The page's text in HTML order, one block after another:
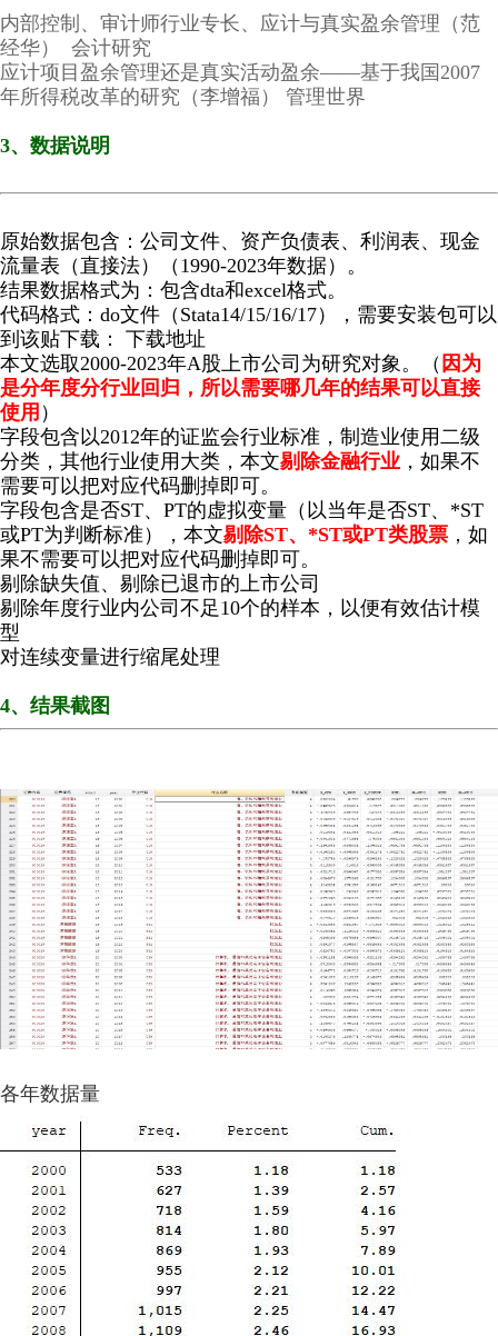
内部控制、审计师行业专长、应计与真实盈余管理（范
经华） 会计研究
应计项目盈余管理还是真实活动盈余——基于我国2007
年所得税改革的研究（李增福） 管理世界
3、数据说明
原始数据包含：公司文件、资产负债表、利润表、现金
流量表（直接法）（1990-2023年数据）。
结果数据格式为：包含dta和excel格式。
代码格式：do文件（Stata14/15/16/17），需要安装包可以
到该贴下载： 下载地址
本文选取2000-2023年A股上市公司为研究对象。（ 因为
是分年度分行业回归，所以需要哪几年的结果可以直接
使用 ）
字段包含以2012年的证监会行业标准，制造业使用二级
分类，其他行业使用大类，本文剔除金融行业 ，如果不
需要可以把对应代码删掉即可。
字段包含是否ST、PT的虚拟变量（以当年是否ST、*ST
或PT为判断标准），本文剔除ST、*ST或PT类股票 ，如
果不需要可以把对应代码删掉即可。
剔除缺失值、剔除已退市的上市公司
剔除年度行业内公司不足10个的样本，以便有效估计模
型
对连续变量进行缩尾处理
4、结果截图
各年数据量